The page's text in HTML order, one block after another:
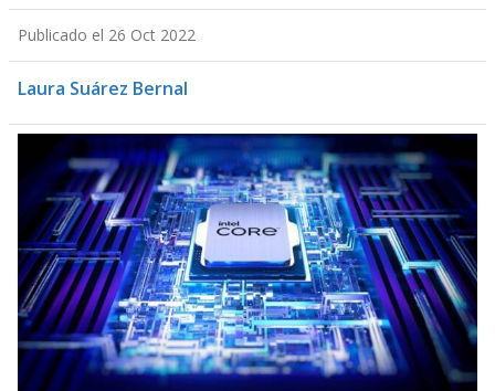
Publicado el 26 Oct 2022
Laura Suárez Bernal